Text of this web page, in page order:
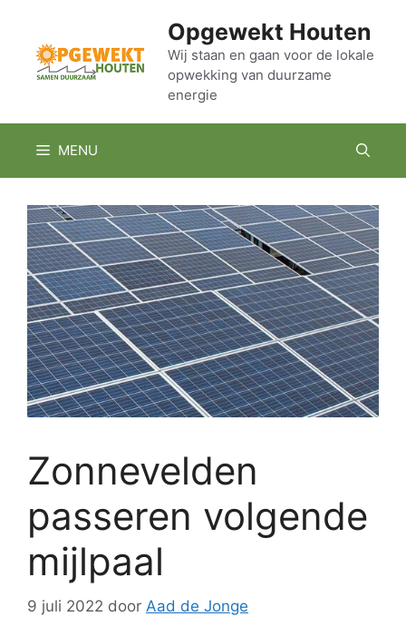
inhoud
Opgewekt Houten
Wij staan en gaan voor de lokale
opwekking van duurzame
energie
MENU
Zonnevelden
passeren volgende
mijlpaal
9 juli 2022 door Aad de Jonge